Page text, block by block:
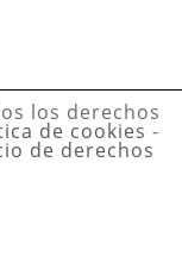
los derechos
de cookies -
de derechos